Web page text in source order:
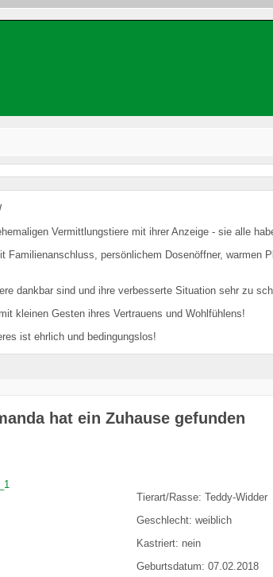
Vermittlungstiere mit ihrer Anzeige - sie alle
Familienanschluss, persönlichem Dosenöffner, warmen
dankbar sind und ihre verbesserte Situation sehr zu
kleinen Gesten ihres Vertrauens und Wohlfühlens!
ist ehrlich und bedingungslos!
hat ein Zuhause gefunden
Tierart/Rasse: Teddy-Widder
Geschlecht: weiblich
Kastriert: nein
Geburtsdatum: 07.02.2018